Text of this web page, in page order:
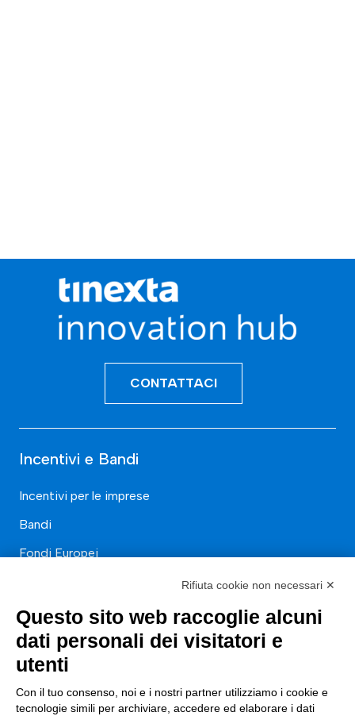
CONTATTACI
Incentivi e Bandi
Incentivi per le imprese
Bandi
Fondi Europei
ESG
Finanza
Innovazione di prodotto e processo
Rifiuta cookie non necessari ✕
Questo sito web raccoglie alcuni
dati personali dei visitatori e
utenti
Con il tuo consenso, noi e i nostri partner utilizziamo i cookie e
tecnologie simili per archiviare, accedere ed elaborare i dati